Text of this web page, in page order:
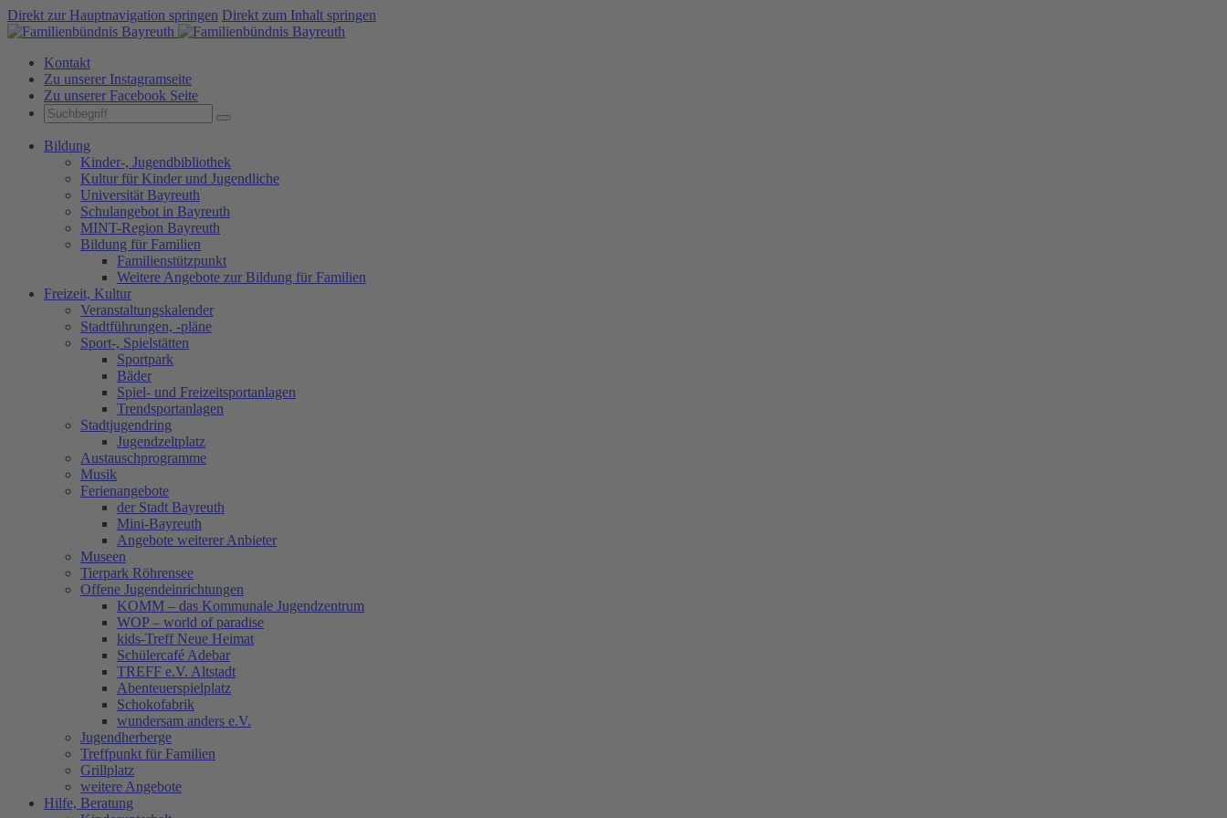
Direkt zur Hauptnavigation springen Direkt zum Inhalt springen
Kontakt
Zu unserer Instagramseite
Zu unserer Facebook Seite
Bildung
Kinder-, Jugendbibliothek
Kultur für Kinder und Jugendliche
Universität Bayreuth
Schulangebot in Bayreuth
MINT-Region Bayreuth
Bildung für Familien
Familienstützpunkt
Weitere Angebote zur Bildung für Familien
Freizeit, Kultur
Veranstaltungskalender
Stadtführungen, -pläne
Sport-, Spielstätten
Sportpark
Bäder
Spiel- und Freizeitsportanlagen
Trendsportanlagen
Stadtjugendring
Jugendzeltplatz
Austauschprogramme
Musik
Ferienangebote
der Stadt Bayreuth
Mini-Bayreuth
Angebote weiterer Anbieter
Museen
Tierpark Röhrensee
Offene Jugendeinrichtungen
KOMM – das Kommunale Jugendzentrum
WOP – world of paradise
kids-Treff Neue Heimat
Schülercafé Adebar
TREFF e.V. Altstadt
Abenteuerspielplatz
Schokofabrik
wundersam anders e.V.
Jugendherberge
Treffpunkt für Familien
Grillplatz
weitere Angebote
Hilfe, Beratung